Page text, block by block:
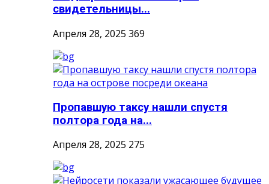
свидетельницы...
Апреля 28, 2025 369
Пропавшую таксу нашли спустя
полтора года на...
Апреля 28, 2025 275